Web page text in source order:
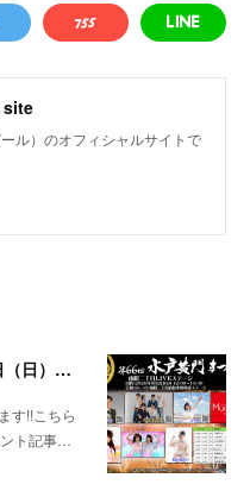
site
ル）のオフィシャルサイトで
茨城遠征!!【無料イベント】8月2日（日）水戸黄門まつり
す!!こちら
ト記事…